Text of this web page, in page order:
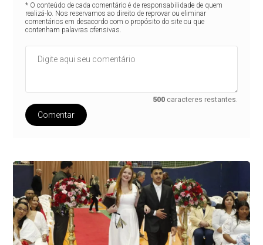
* O conteúdo de cada comentário é de responsabilidade de quem
realizá-lo. Nos reservamos ao direito de reprovar ou eliminar
comentários em desacordo com o propósito do site ou que
contenham palavras ofensivas.
500 caracteres restantes.
Comentar